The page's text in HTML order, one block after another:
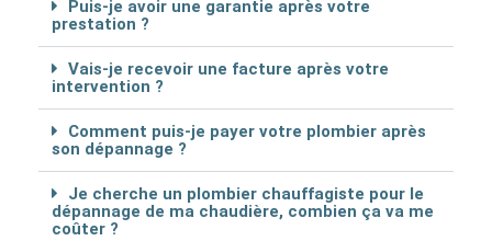
Puis-je avoir une garantie après votre
prestation ?
Vais-je recevoir une facture après votre
intervention ?
Comment puis-je payer votre plombier après
son dépannage ?
Je cherche un plombier chauffagiste pour le
dépannage de ma chaudière, combien ça va me
coûter ?